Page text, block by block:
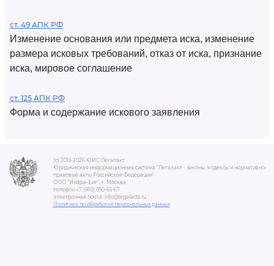
ст. 49 АПК РФ
Изменение основания или предмета иска, изменение
размера исковых требований, отказ от иска, признание
иска, мировое соглашение
ст. 125 АПК РФ
Форма и содержание искового заявления
(c) 2015-2026 ЮИС Легалакт
Юридическая информационная система "Легалакт - законы, кодексы и нормативно-
правовые акты Российской Федерации"
ООО "Инфра-Бит", г. Москва.
телефон +7 (910) 050-65-67
электронная почта: info@legalacts.ru
Политика по обработке персональных данных